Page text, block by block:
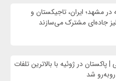
در مشهد؛ ایران، تاجیکستان و
جاده‌ای مشترک می‌سازند
| پاکستان در ژوئیه با بالاترین تلفات
شد